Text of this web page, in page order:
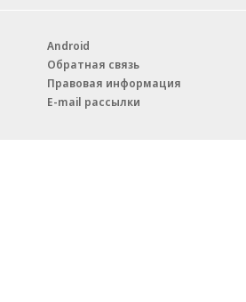
Android
Обратная связь
Правовая информация
E-mail рассылки